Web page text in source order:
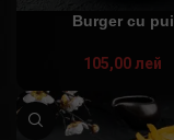
Burger cu pui
105,00лей